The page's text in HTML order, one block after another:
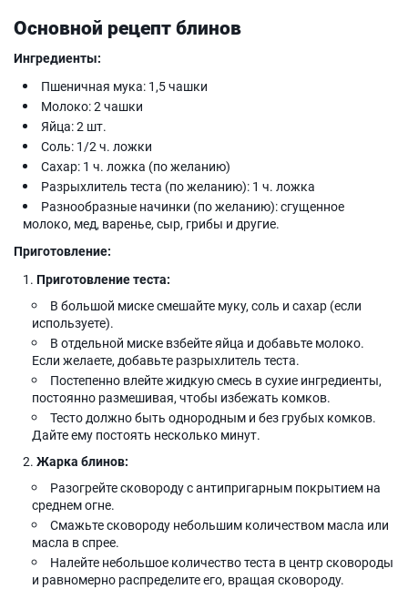
Основной рецепт блинов
Ингредиенты:
Пшеничная мука: 1,5 чашки
Молоко: 2 чашки
Яйца: 2 шт.
Соль: 1/2 ч. ложки
Сахар: 1 ч. ложка (по желанию)
Разрыхлитель теста (по желанию): 1 ч. ложка
Разнообразные начинки (по желанию): сгущенное
молоко, мед, варенье, сыр, грибы и другие.
Приготовление:
Приготовление теста:
В большой миске смешайте муку, соль и сахар (если
используете).
В отдельной миске взбейте яйца и добавьте молоко.
Если желаете, добавьте разрыхлитель теста.
Постепенно влейте жидкую смесь в сухие ингредиенты,
постоянно размешивая, чтобы избежать комков.
Тесто должно быть однородным и без грубых комков.
Дайте ему постоять несколько минут.
Жарка блинов:
Разогрейте сковороду с антипригарным покрытием на
среднем огне.
Смажьте сковороду небольшим количеством масла или
масла в спрее.
Налейте небольшое количество теста в центр сковороды
и равномерно распределите его, вращая сковороду.